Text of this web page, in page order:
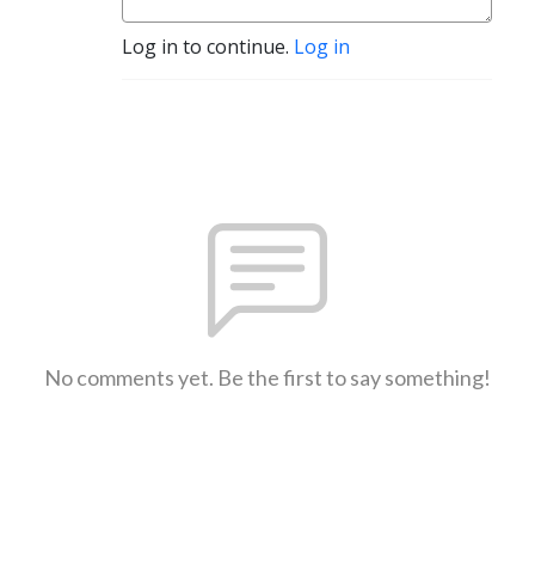
Log in to continue. Log in
No comments yet. Be the first to say something!